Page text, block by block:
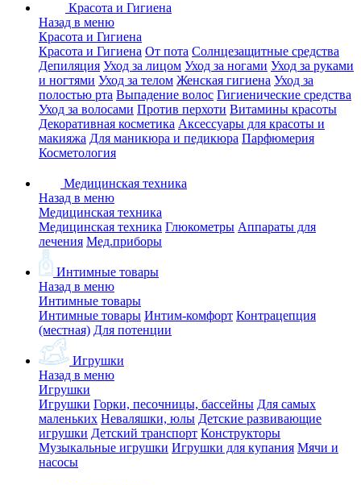
Красота и Гигиена
Назад в меню
Красота и Гигиена
Красота и Гигиена От пота Солнцезащитные средства
Депиляция Уход за лицом Уход за ногами Уход за руками
и ногтями Уход за телом Женская гигиена Уход за
полостью рта Выпадение волос Гигиенические средства
Уход за волосами Против перхоти Витамины красоты
Декоративная косметика Аксессуары для красоты и
макияжа Для маникюра и педикюра Парфюмерия
Косметология
Медицинская техника
Назад в меню
Медицинская техника
Медицинская техника Глюкометры Аппараты для
лечения Мед.приборы
Интимные товары
Назад в меню
Интимные товары
Интимные товары Интим-комфорт Контрацепция
(местная) Для потенции
Игрушки
Назад в меню
Игрушки
Игрушки Горки, песочницы, бассейны Для самых
маленьких Неваляшки, юлы Детские развивающие
игрушки Детский транспорт Конструкторы
Музыкальные игрушки Игрушки для купания Мячи и
насосы